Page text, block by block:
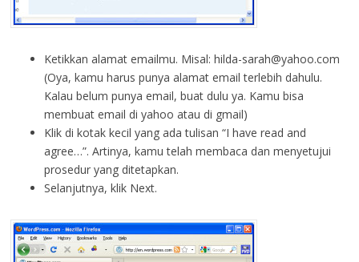
Ketikkan alamat emailmu. Misal: hilda-sarah@yahoo.com
(Oya, kamu harus punya alamat email terlebih dahulu.
Kalau belum punya email, buat dulu ya. Kamu bisa
membuat email di yahoo atau di gmail)
Klik di kotak kecil yang ada tulisan “I have read and
agree…”. Artinya, kamu telah membaca dan menyetujui
prosedur yang ditetapkan.
Selanjutnya, klik Next.